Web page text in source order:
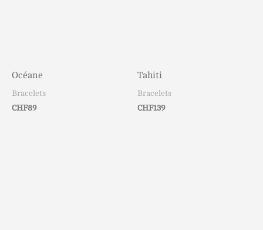
Océane
Bracelets
CHF89
Tahiti
Bracelets
CHF139